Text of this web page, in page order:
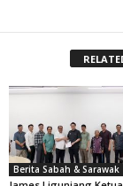
Berita Sabah & Sarawak